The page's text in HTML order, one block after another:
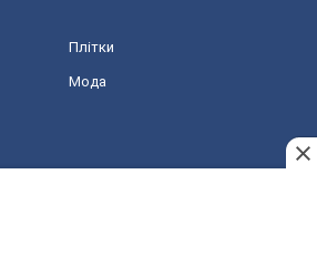
Плітки
Мода